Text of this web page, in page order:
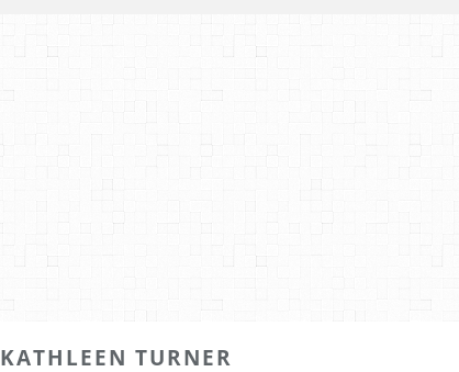
KATHLEEN TURNER